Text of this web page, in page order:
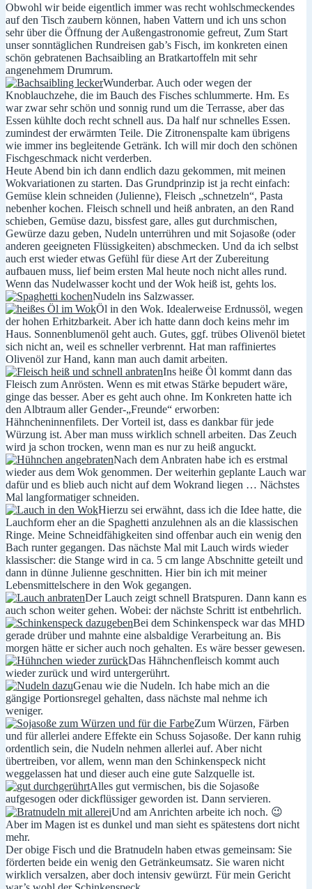
Obwohl wir beide eigentlich immer was recht wohlschmeckendes
auf den Tisch zaubern können, haben Vattern und ich uns schon
sehr über die Öffnung der Außengastronomie gefreut, Zum Start
unser sonntäglichen Rundreisen gab’s Fisch, im konkreten einen
schön gebratenen Bachsaibling an Bratkartoffeln mit sehr
angenehmem Drumrum.
Wunderbar. Auch oder wegen der
Knoblauchzehe, die im Bauch des Fisches schlummerte. Hm. Es
war zwar sehr schön und sonnig rund um die Terrasse, aber das
Essen kühlte doch recht schnell aus. Da half nur schnelles Essen.
zumindest der erwärmten Teile. Die Zitronenspalte kam übrigens
wie immer ins begleitende Getränk. Ich will mir doch den schönen
Fischgeschmack nicht verderben.
Heute Abend bin ich dann endlich dazu gekommen, mit meinen
Wokvariationen zu starten. Das Grundprinzip ist ja recht einfach:
Gemüse klein schneiden (Julienne), Fleisch „schnetzeln“, Pasta
nebenher kochen. Fleisch schnell und heiß anbraten, an den Rand
schieben, Gemüse dazu, bissfest gare, alles gut durchmischen,
Gewürze dazu geben, Nudeln unterrühren und mit Sojasoße (oder
anderen geeigneten Flüssigkeiten) abschmecken. Und da ich selbst
auch erst wieder etwas Gefühl für diese Art der Zubereitung
aufbauen muss, lief beim ersten Mal heute noch nicht alles rund.
Wenn das Nudelwasser kocht und der Wok heiß ist, gehts los.
Nudeln ins Salzwasser.
Öl in den Wok. Idealerweise Erdnussöl, wegen
der hohen Erhitzbarkeit. Aber ich hatte dann doch keins mehr im
Haus. Sonnenblumenöl geht auch. Gutes, ggf. trübes Olivenöl bietet
sich nicht an, weil es schneller verbrennt. Hat man raffiniertes
Olivenöl zur Hand, kann man auch damit arbeiten.
Ins heiße Öl kommt dann das
Fleisch zum Anrösten. Wenn es mit etwas Stärke bepudert wäre,
ginge das besser. Aber es geht auch ohne. Im Konkreten hatte ich
den Albtraum aller Gender-„Freunde“ erworben:
Hähncheninnenfilets. Der Vorteil ist, dass es dankbar für jede
Würzung ist. Aber man muss wirklich schnell arbeiten. Das Zeuch
wird ja schon trocken, wenn man es nur zu heiß anguckt.
Nach dem Anbraten habe ich es erstmal
wieder aus dem Wok genommen. Der weiterhin geplante Lauch war
dafür und es blieb auch nicht auf dem Wokrand liegen … Nächstes
Mal langformatiger schneiden.
Hierzu sei erwähnt, dass ich die Idee hatte, die
Lauchform eher an die Spaghetti anzulehnen als an die klassischen
Ringe. Meine Schneidfähigkeiten sind offenbar auch ein wenig den
Bach runter gegangen. Das nächste Mal mit Lauch wirds wieder
klassischer: die Stange wird in ca. 5 cm lange Abschnitte geteilt und
dann in dünne Julienne geschnitten. Hier bin ich mit meiner
Lebensmittelschere in den Wok gegangen.
Der Lauch zeigt schnell Bratspuren. Dann kann es
auch schon weiter gehen. Wobei: der nächste Schritt ist entbehrlich.
Bei dem Schinkenspeck war das MHD
gerade drüber und mahnte eine alsbaldige Verarbeitung an. Bis
morgen hätte er sicher auch noch gehalten. Es wäre besser gewesen.
Das Hähnchenfleisch kommt auch
wieder zurück und wird untergerührt.
Genau wie die Nudeln. Ich habe mich an die
gängige Portionsregel gehalten, dass nächste mal nehme ich
weniger.
Zum Würzen, Färben
und für allerlei andere Effekte ein Schuss Sojasoße. Der kann ruhig
ordentlich sein, die Nudeln nehmen allerlei auf. Aber nicht
übertreiben, vor allem, wenn man den Schinkenspeck nicht
weggelassen hat und dieser auch eine gute Salzquelle ist.
Alles gut vermischen, bis die Sojasoße
aufgesogen oder dickflüssiger geworden ist. Dann servieren.
Und am Anrichten arbeite ich noch. 😉
Aber im Magen ist es dunkel und man sieht es spätestens dort nicht
mehr.
Der obige Fisch und die Bratnudeln haben etwas gemeinsam: Sie
förderten beide ein wenig den Getränkeumsatz. Sie waren nicht
wirklich versalzen, aber doch intensiv gewürzt. Für mein Gericht